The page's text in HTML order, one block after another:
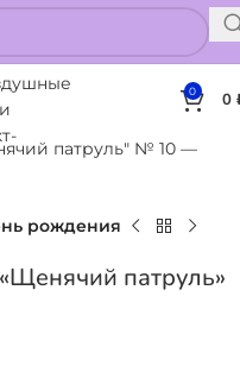
0 0
рождения
патруль»